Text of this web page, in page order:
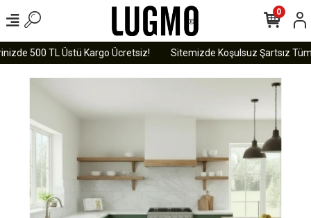
500 TL Üstü Kargo Ücretsiz! Sitemizde Koşulsuz Şartsız Tüm
0